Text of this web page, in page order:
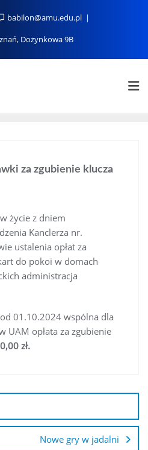
babilon@amu.edu.pl
Dożynkowa 9B
za zgubienie klucza
życie z dniem
Kanclerza nr.
ustalenia opłat za
do pokoi w domach
administracja
01.10.2024 wspólna dla
UAM opłata za zgubienie
zł.
Nowe gry w jadalni